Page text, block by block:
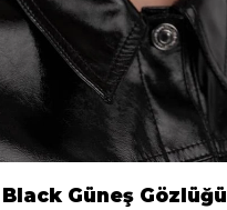
Güneş Gözlüğü